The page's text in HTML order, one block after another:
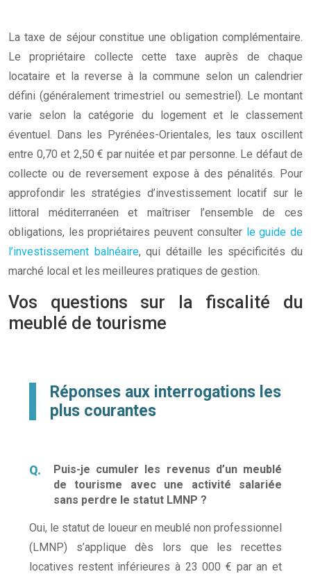
La taxe de séjour constitue une obligation complémentaire.
Le propriétaire collecte cette taxe auprès de chaque
locataire et la reverse à la commune selon un calendrier
défini (généralement trimestriel ou semestriel). Le montant
varie selon la catégorie du logement et le classement
éventuel. Dans les Pyrénées-Orientales, les taux oscillent
entre 0,70 et 2,50 € par nuitée et par personne. Le défaut de
collecte ou de reversement expose à des pénalités. Pour
approfondir les stratégies d’investissement locatif sur le
littoral méditerranéen et maîtriser l’ensemble de ces
obligations, les propriétaires peuvent consulter le guide de
l’investissement balnéaire, qui détaille les spécificités du
marché local et les meilleures pratiques de gestion.
Vos questions sur la fiscalité du
meublé de tourisme
Réponses aux interrogations les
plus courantes
Puis-je cumuler les revenus d’un meublé
de tourisme avec une activité salariée
sans perdre le statut LMNP ?
Oui, le statut de loueur en meublé non professionnel
(LMNP) s’applique dès lors que les recettes
locatives restent inférieures à 23 000 € par an et